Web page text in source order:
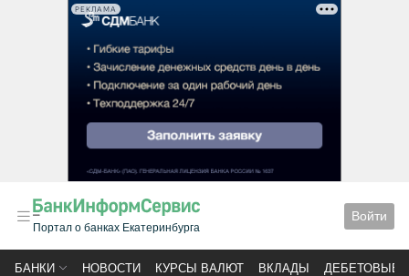
РЕКЛАМА
Портал о банках Екатеринбурга
Войти
БАНКИ НОВОСТИ КУРСЫ ВАЛЮТ ВКЛАДЫ ДЕБЕТОВЫЕ